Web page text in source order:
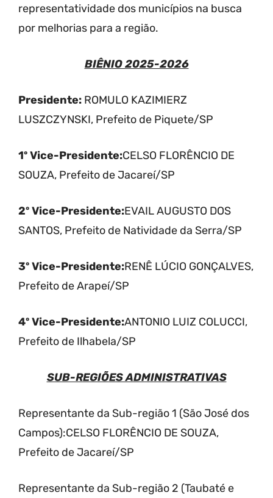
representatividade dos municípios na busca
por melhorias para a região.
BIÊNIO 2025-2026
Presidente: ROMULO KAZIMIERZ
LUSZCZYNSKI, Prefeito de Piquete/SP
1º Vice-Presidente:CELSO FLORÊNCIO DE
SOUZA, Prefeito de Jacareí/SP
2º Vice-Presidente:EVAIL AUGUSTO DOS
SANTOS, Prefeito de Natividade da Serra/SP
3º Vice-Presidente:RENÊ LÚCIO GONÇALVES,
Prefeito de Arapeí/SP
4º Vice-Presidente:ANTONIO LUIZ COLUCCI,
Prefeito de Ilhabela/SP
SUB-REGIÕES ADMINISTRATIVAS
Representante da Sub-região 1 (São José dos
Campos):CELSO FLORÊNCIO DE SOUZA,
Prefeito de Jacareí/SP
Representante da Sub-região 2 (Taubaté e